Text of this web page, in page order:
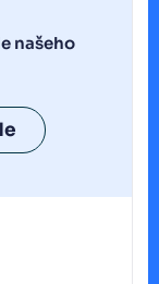
našeho